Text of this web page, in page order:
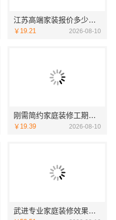
江苏高端家装报价多少？南京市创亿讯透明实在
￥19.21 2026-08-10
刚需简约家庭装修工期提速-海南万赢饰家新型建筑材料有限公
￥19.39 2026-08-10
武进专业家庭装修效果图，常州宜居佳装饰量身定制